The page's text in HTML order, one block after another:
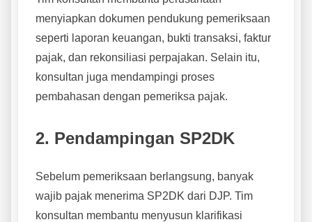
menyiapkan dokumen pendukung pemeriksaan
seperti laporan keuangan, bukti transaksi, faktur
pajak, dan rekonsiliasi perpajakan. Selain itu,
konsultan juga mendampingi proses
pembahasan dengan pemeriksa pajak.
2. Pendampingan SP2DK
Sebelum pemeriksaan berlangsung, banyak
wajib pajak menerima SP2DK dari DJP. Tim
konsultan membantu menyusun klarifikasi